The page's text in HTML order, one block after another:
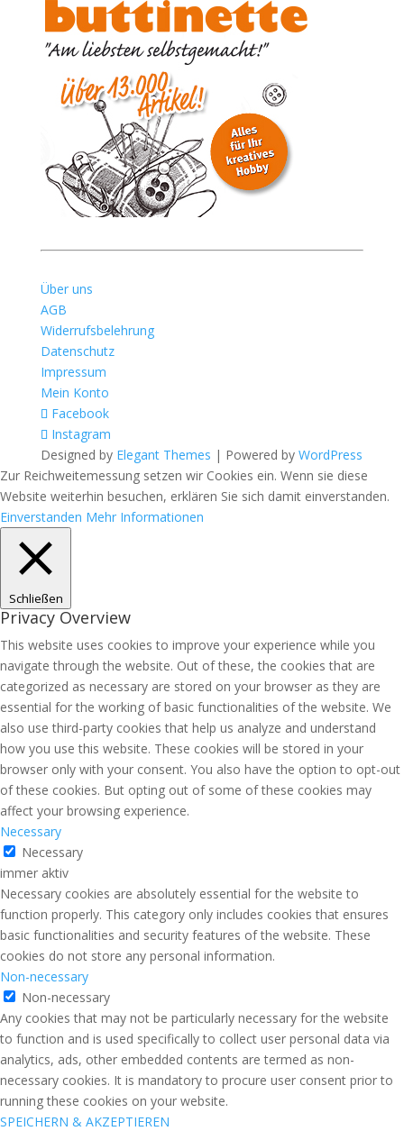
Über uns
AGB
Widerrufsbelehrung
Datenschutz
Impressum
Mein Konto
Facebook
Instagram
Designed by Elegant Themes | Powered by WordPress
Zur Reichweitemessung setzen wir Cookies ein. Wenn sie diese
Website weiterhin besuchen, erklären Sie sich damit einverstanden.
Einverstanden Mehr Informationen
Schließen
Privacy Overview
This website uses cookies to improve your experience while you
navigate through the website. Out of these, the cookies that are
categorized as necessary are stored on your browser as they are
essential for the working of basic functionalities of the website. We
also use third-party cookies that help us analyze and understand
how you use this website. These cookies will be stored in your
browser only with your consent. You also have the option to opt-out
of these cookies. But opting out of some of these cookies may
affect your browsing experience.
Necessary
Necessary
immer aktiv
Necessary cookies are absolutely essential for the website to
function properly. This category only includes cookies that ensures
basic functionalities and security features of the website. These
cookies do not store any personal information.
Non-necessary
Non-necessary
Any cookies that may not be particularly necessary for the website
to function and is used specifically to collect user personal data via
analytics, ads, other embedded contents are termed as non-
necessary cookies. It is mandatory to procure user consent prior to
running these cookies on your website.
SPEICHERN & AKZEPTIEREN